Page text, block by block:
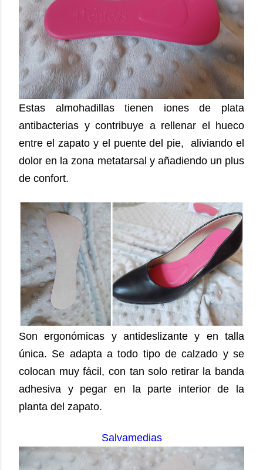
Estas almohadillas tienen iones de plata
antibacterias y contribuye a rellenar el hueco
entre el zapato y el puente del pie, aliviando el
dolor en la zona metatarsal y añadiendo un plus
de confort.
Son ergonómicas y antideslizante y en talla
única. Se adapta a todo tipo de calzado y se
colocan muy fácil, con tan solo retirar la banda
adhesiva y pegar en la parte interior de la
planta del zapato.
Salvamedias